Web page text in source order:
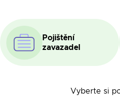
Pojištění
zavazadel
Vyberte si